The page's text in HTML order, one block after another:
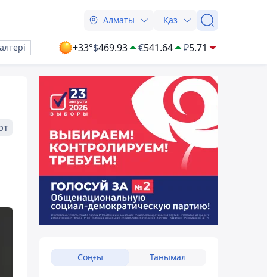
Алматы Қаз
+33°$469.93 €541.64 ₽5.71
Соңғы Танымал